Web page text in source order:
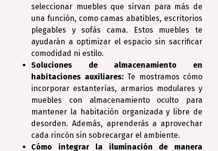
seleccionar muebles que sirvan para más de
una función, como camas abatibles, escritorios
plegables y sofás cama. Estos muebles te
ayudarán a optimizar el espacio sin sacrificar
comodidad ni estilo.
Soluciones de almacenamiento en
habitaciones auxiliares:Te mostramos cómo
incorporar estanterías, armarios modulares y
muebles con almacenamiento oculto para
mantener la habitación organizada y libre de
desorden. Además, aprenderás a aprovechar
cada rincón sin sobrecargar el ambiente.
Cómo integrar la iluminación de manera